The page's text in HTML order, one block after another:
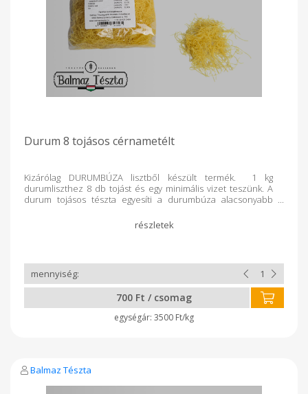
Durum 8 tojásos cérnametélt
Kizárólag DURUMBÚZA lisztből készült termék. 1 kg
durumliszthez 8 db tojást és egy minimális vizet teszünk. A
durum tojásos tészta egyesíti a durumbúza alacsonyabb
laktatóbb, gazdagabb fehérjében, és jobban megőrzi
formáját főzés közben, mint a hagyományos lisztből készült
700 Ft / csomag
3500 Ft/kg
Balmaz Tészta